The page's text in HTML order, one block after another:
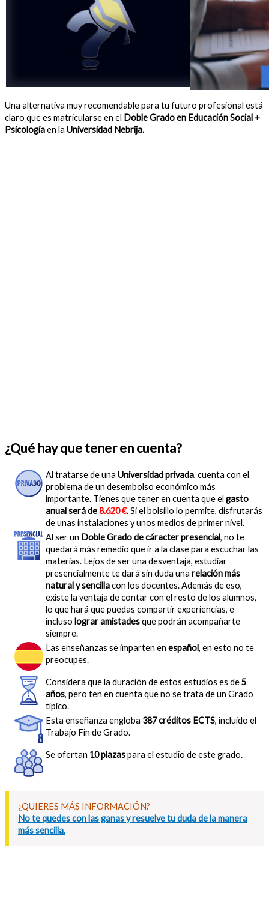
Una alternativa muy recomendable para tu futuro profesional está
claro que es matricularse en el Doble Grado en Educación Social +
Psicologíaen la Universidad Nebrija.
¿Qué hay que tener en cuenta?
Al tratarse de una Universidad privada, cuenta con el
problema de un desembolso económico más
importante. Tienes que tener en cuenta que el gasto
anual será de8.620 €. Si el bolsillo lo permite, disfrutarás
de unas instalaciones y unos medios de primer nivel.
Al ser un Doble Grado de cáracter presencial, no te
quedará más remedio que ir a la clase para escuchar las
materias. Lejos de ser una desventaja, estudiar
presencialmente te dará sin duda una relación más
natural y sencillacon los docentes. Además de eso,
existe la ventaja de contar con el resto de los alumnos,
lo que hará que puedas compartir experiencias, e
incluso lograr amistadesque podrán acompañarte
siempre.
Las enseñanzas se imparten en español, en esto no te
preocupes.
Considera que la duración de estos estudios es de5
años, pero ten en cuenta que no se trata de un Grado
típico.
Esta enseñanza engloba 387 créditos ECTS, incluido el
Trabajo Fin de Grado.
Se ofertan 10 plazaspara el estudio de este grado.
¿QUIERES MÁS INFORMACIÓN?
No te quedes con las ganas y resuelve tu duda de la manera
más sencilla.